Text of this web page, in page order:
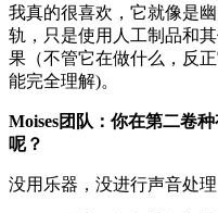
我真的很喜欢，它就像是
轨，只是使用人工制品和
果（不管它在做什么，反
能完全理解)。
Moises团队：你在第二卷
呢？
没用乐器，没进行声音处理